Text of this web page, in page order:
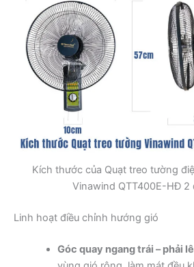
Kích thước của Quạt treo tường
Vinawind QTT400E-HĐ 2
Linh hoạt điều chỉnh hướng gió
Góc quay ngang trái – phải